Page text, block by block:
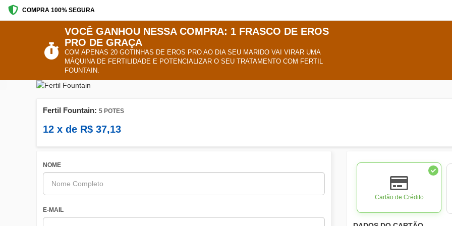
COMPRA 100% SEGURA
VOCÊ GANHOU NESSA COMPRA: 1 FRASCO DE EROS
PRO DE GRAÇA
COM APENAS 20 GOTINHAS DE EROS PRO AO DIA SEU MARIDO VAI VIRAR UMA
MÁQUINA DE FERTILIDADE E POTENCIALIZAR O SEU TRATAMENTO COM FERTIL
FOUNTAIN.
Fertil Fountain: 5 POTES
12 x de R$ 37,13
NOME
E-MAIL
Cartão de Crédito